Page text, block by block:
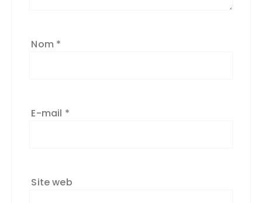
Nom *
E-mail *
Site web